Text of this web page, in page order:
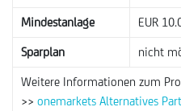
Mindestanlage EUR
Sparplan nicht
Weitere Informationen zum
>> onemarkets Alternatives